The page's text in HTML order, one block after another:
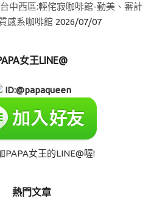
中西區:輕侘寂咖啡館-勤美、審計
感系咖啡館 2026/07/07
女王LINE@
ID:@papaqueen
PAPA女王的LINE@喔!
熱門文章